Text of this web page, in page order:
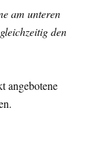
am unteren
den
angebotene